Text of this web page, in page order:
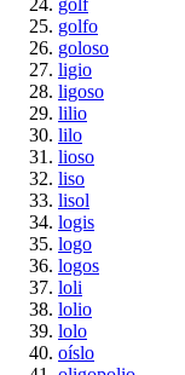
golf
golfo
goloso
ligio
ligoso
lilio
lilo
lioso
liso
lisol
logis
logo
logos
loli
lolio
lolo
oíslo